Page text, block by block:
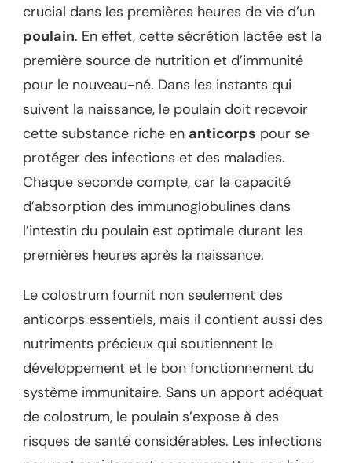
crucial dans les premières heures de vie d’un
poulain. En effet, cette sécrétion lactée est la
première source de nutrition et d’immunité
pour le nouveau-né. Dans les instants qui
suivent la naissance, le poulain doit recevoir
cette substance riche en anticorps pour se
protéger des infections et des maladies.
Chaque seconde compte, car la capacité
d’absorption des immunoglobulines dans
l’intestin du poulain est optimale durant les
premières heures après la naissance.
Le colostrum fournit non seulement des
anticorps essentiels, mais il contient aussi des
nutriments précieux qui soutiennent le
développement et le bon fonctionnement du
système immunitaire. Sans un apport adéquat
de colostrum, le poulain s’expose à des
risques de santé considérables. Les infections